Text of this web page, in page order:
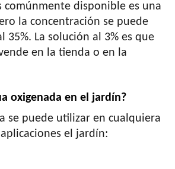
comúnmente disponible es una
la concentración se puede
35%. La solución al 3% es que
en la tienda o en la
oxigenada en el jardín?
se puede utilizar en cualquiera
el jardín: